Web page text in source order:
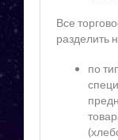
Все
разделить
по